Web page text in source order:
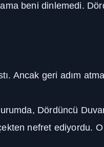
beni dinlemedi.
Ancak geri adım
Dördüncü
nefret ediyordu.